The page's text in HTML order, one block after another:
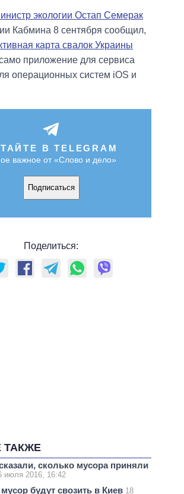
экологии Остап Семерак
Кабмина 8 сентября сообщил,
карта свалок Украины
приложение для сервиса
операционных систем iOS и
В TELEGRAM
важное от «Слово и дело»
Подписаться
Поделиться:
ТАКЖЕ
сколько мусора приняли
июля 2016, 16:42
будут свозить в Киев 18